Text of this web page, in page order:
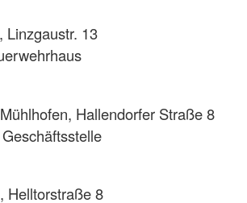
Linzgaustr. 13
Hallendorfer Straße 8
Helltorstraße 8